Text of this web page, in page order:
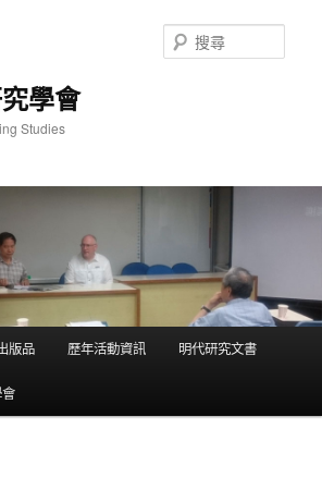
學會
Studies
尋
版品 歷年活動資訊 明代研究文書